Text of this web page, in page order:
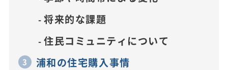
将来的な課題
住民コミュニティについて
浦和の住宅購入事情